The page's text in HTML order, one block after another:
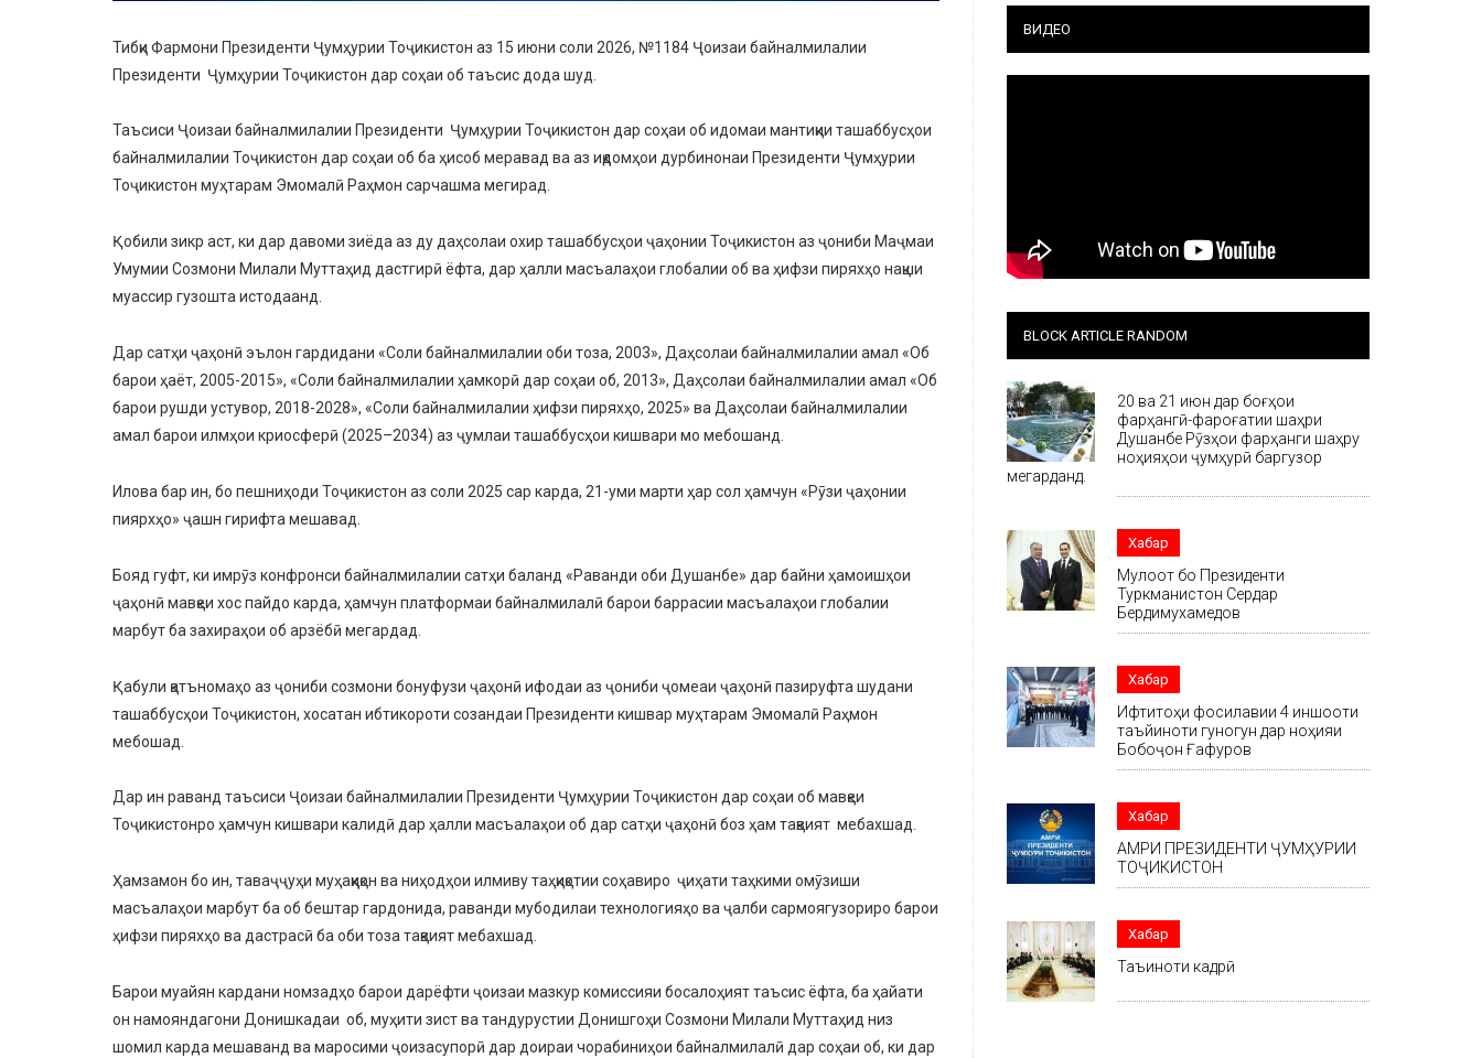
Тибқи Фармони Президенти Ҷумҳурии Тоҷикистон аз 15 июни соли 2026, №1184 Ҷоизаи байналмилалии
Президенти Ҷумҳурии Тоҷикистон дар соҳаи об таъсис дода шуд.
Таъсиси Ҷоизаи байналмилалии Президенти Ҷумҳурии Тоҷикистон дар соҳаи об идомаи мантиқии ташаббусҳои
байналмилалии Тоҷикистон дар соҳаи об ба ҳисоб меравад ва аз иқдомҳои дурбинонаи Президенти Ҷумҳурии
Тоҷикистон муҳтарам Эмомалӣ Раҳмон сарчашма мегирад.
Қобили зикр аст, ки дар давоми зиёда аз ду даҳсолаи охир ташаббусҳои ҷаҳонии Тоҷикистон аз ҷониби Маҷмаи
Умумии Созмони Милали Муттаҳид дастгирӣ ёфта, дар ҳалли масъалаҳои глобалии об ва ҳифзи пиряхҳо нақши
муассир гузошта истодаанд.
Дар сатҳи ҷаҳонӣ эълон гардидани «Соли байналмилалии оби тоза, 2003», Даҳсолаи байналмилалии амал «Об
барои ҳаёт, 2005-2015», «Соли байналмилалии ҳамкорӣ дар соҳаи об, 2013», Даҳсолаи байналмилалии амал «Об
барои рушди устувор, 2018-2028», «Соли байналмилалии ҳифзи пиряхҳо, 2025» ва Даҳсолаи байналмилалии
амал барои илмҳои криосферӣ (2025–2034) аз ҷумлаи ташаббусҳои кишвари мо мебошанд.
Илова бар ин, бо пешниҳоди Тоҷикистон аз соли 2025 сар карда, 21-уми марти ҳар сол ҳамчун «Рӯзи ҷаҳонии
пиярхҳо» ҷашн гирифта мешавад.
Бояд гуфт, ки имрӯз конфронси байналмилалии сатҳи баланд «Раванди оби Душанбе» дар байни ҳамоишҳои
ҷаҳонӣ мавқеи хос пайдо карда, ҳамчун платформаи байналмилалӣ барои баррасии масъалаҳои глобалии
марбут ба захираҳои об арзёбӣ мегардад.
Қабули қатъномаҳо аз ҷониби созмони бонуфузи ҷаҳонӣ ифодаи аз ҷониби ҷомеаи ҷаҳонӣ пазируфта шудани
ташаббусҳои Тоҷикистон, хосатан ибтикороти созандаи Президенти кишвар муҳтарам Эмомалӣ Раҳмон
мебошад.
Дар ин раванд таъсиси Ҷоизаи байналмилалии Президенти Ҷумҳурии Тоҷикистон дар соҳаи об мавқеи
Тоҷикистонро ҳамчун кишвари калидӣ дар ҳалли масъалаҳои об дар сатҳи ҷаҳонӣ боз ҳам тақвият мебахшад.
Ҳамзамон бо ин, таваҷҷуҳи муҳаққиқон ва ниҳодҳои илмиву таҳқиқотии соҳавиро ҷиҳати таҳкими омӯзиши
масъалаҳои марбут ба об бештар гардонида, раванди мубодилаи технологияҳо ва ҷалби сармоягузориро барои
ҳифзи пиряхҳо ва дастрасӣ ба оби тоза тақвият мебахшад.
Барои муайян кардани номзадҳо барои дарёфти ҷоизаи мазкур комиссияи босалоҳият таъсис ёфта, ба ҳайати
он намояндагони Донишкадаи об, муҳити зист ва тандурустии Донишгоҳи Созмони Милали Муттаҳид низ
шомил карда мешаванд ва маросими ҷоизасупорӣ дар доираи чорабиниҳои байналмилалӣ дар соҳаи об, ки дар
ВИДЕО
BLOCK ARTICLE RANDOM
20 ва 21 июн дар боғҳои
фарҳангӣ-фароғатии шаҳри
Душанбе Рӯзҳои фарҳанги шаҳру
ноҳияҳои ҷумҳурӣ баргузор
мегарданд.
Хабар
Мулоқот бо Президенти
Туркманистон Сердар
Бердимухамедов
Хабар
Ифтитоҳи фосилавии 4 иншооти
таъйиноти гуногун дар ноҳияи
Бобоҷон Ғафуров
Хабар
АМРИ ПРЕЗИДЕНТИ ҶУМҲУРИИ
ТОҶИКИСТОН
Хабар
Таъиноти кадрӣ